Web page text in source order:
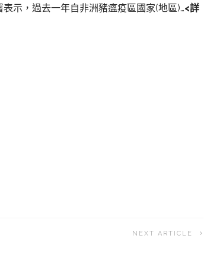
示，過去一年自非洲豬瘟疫區國家(地區)…<詳
NEXT ARTICLE